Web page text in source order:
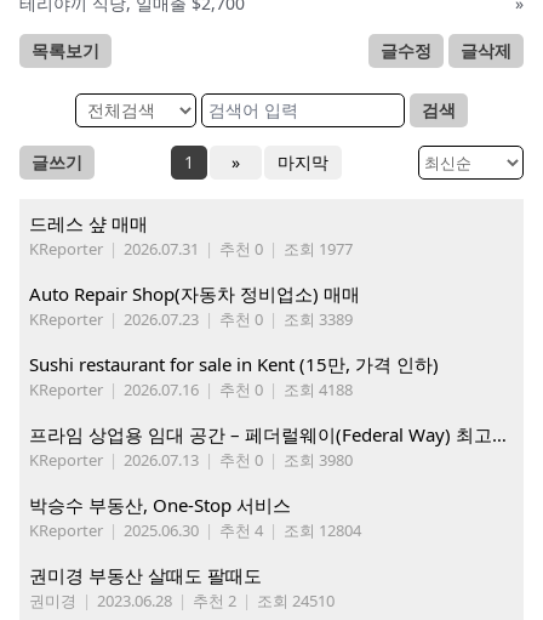
목록보기 글수정 글삭제
검색
글쓰기 1 » 마지막
드레스 샾 매매
KReporter | 2026.07.31 | 추천 0 | 조회 1977
Auto Repair Shop(자동차 정비업소) 매매
KReporter | 2026.07.23 | 추천 0 | 조회 3389
Sushi restaurant for sale in Kent (15만, 가격 인하)
KReporter | 2026.07.16 | 추천 0 | 조회 4188
프라임 상업용 임대 공간 – 페더럴웨이(Federal Way) 최고의 가시성 입지
KReporter | 2026.07.13 | 추천 0 | 조회 3980
박승수 부동산, One-Stop 서비스
KReporter | 2025.06.30 | 추천 4 | 조회 12804
권미경 부동산 살때도 팔때도
권미경 | 2023.06.28 | 추천 2 | 조회 24510